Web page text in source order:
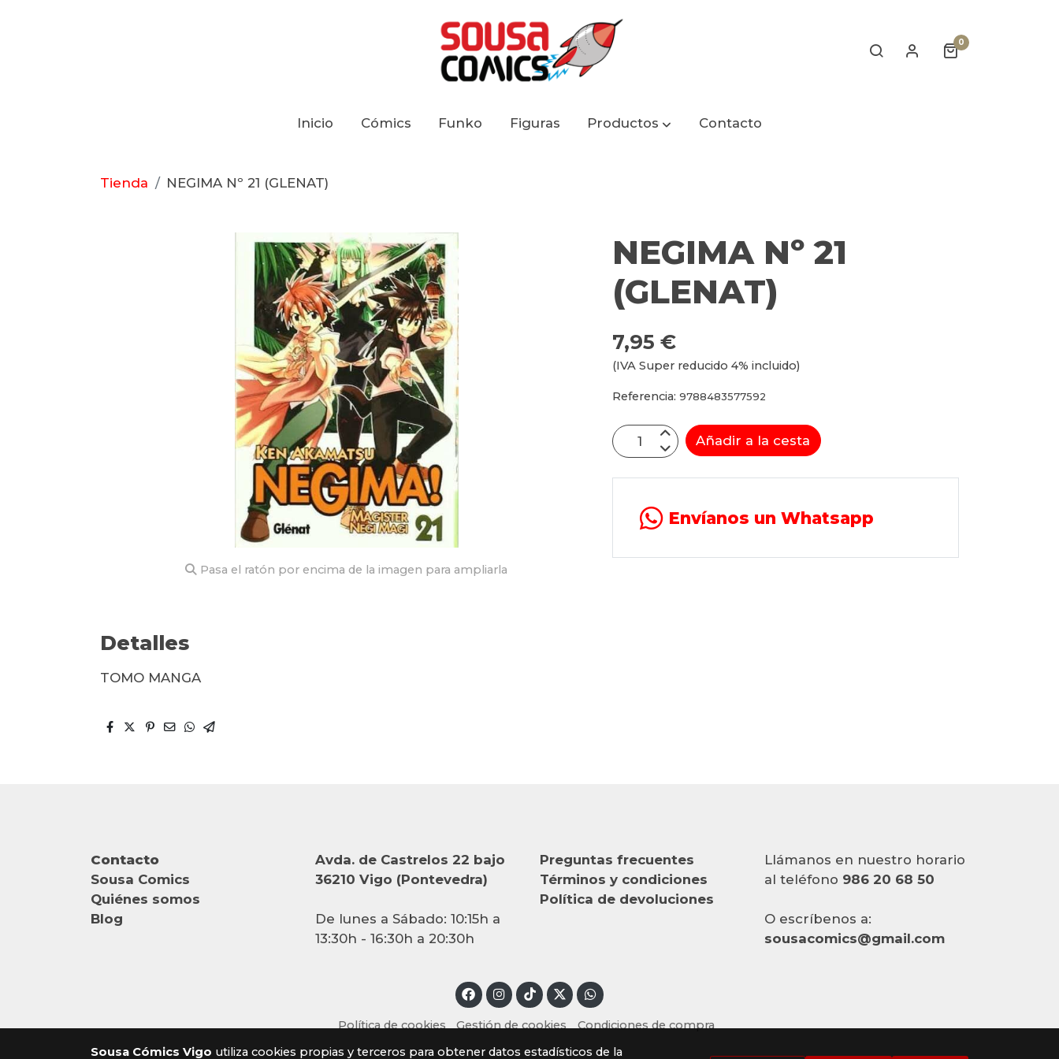
0
Inicio Cómics Funko Figuras Productos Contacto
Tienda NEGIMA Nº 21 (GLENAT)
Pasa el ratón por encima de la imagen para ampliarla
Detalles
TOMO MANGA
NEGIMA Nº 21
(GLENAT)
7,95 €
(IVA Super reducido 4% incluido)
Referencia:9788483577592
Añadir a la cesta
Envíanos un Whatsapp
Contacto
Sousa Comics
Quiénes somos
Blog
Avda. de Castrelos 22 bajo
36210 Vigo (Pontevedra)
De lunes a Sábado: 10:15h a
13:30h - 16:30h a 20:30h
Preguntas frecuentes
Términos y condiciones
Política de devoluciones
Llámanos en nuestro horario
al teléfono 986 20 68 50
O escríbenos a:
sousacomics@gmail.com
Política de cookies Gestión de cookies
Condiciones de compra
Sousa Cómics Vigo utiliza cookies propias y terceros para obtener datos estadísticos de la